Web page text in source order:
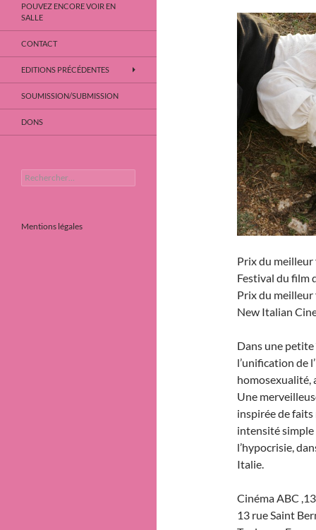
Prix du meilleur
Festival du film
Prix du meilleur
New Italian
Dans une petite
l’unification de
homosexualité,
Une
inspirée de faits
intensité
l’hypocrisie,
Italie.
Cinéma ABC
13 rue Saint
POUVEZ ENCORE VOIR EN
SALLE
CONTACT
EDITIONS PRÉCÉDENTES
SOUMISSION/SUBMISSION
DONS
Rechercher :
Mentions légales